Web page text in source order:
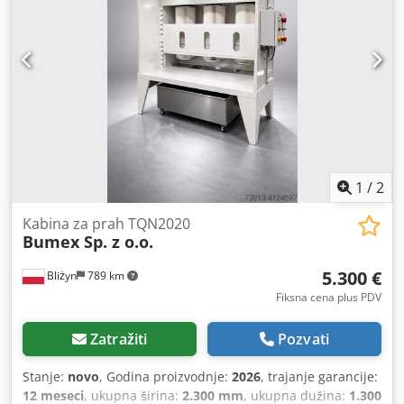
šota: oko 62g do 77g, pritisak brizganja: do 2500bar.
Pregled moguć uz prethodni dogovor. Cjdox I Rqcopfx An
Ejha
1 /2
Bliżyn 789 km
Kabina za prah TQN2020
Bumex Sp. z o.o.
5.300 €
Fiksna cena plus PDV
Zatražiti Pozvati
Stanje: novo, Godina proizvodnje: 2026, trajanje garancije:
12 meseci, ukupna širina: 2.300 mm, ukupna dužina: 1.300